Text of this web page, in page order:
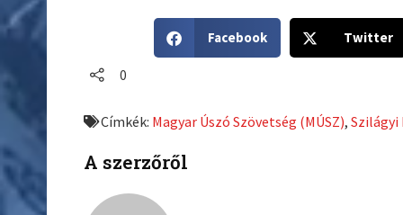
h
o
f
Facebook
h
o
Twitter
0
Címkék: Magyar Úszó Szövetség (MÚSZ),Szilágyi
A szerzőről